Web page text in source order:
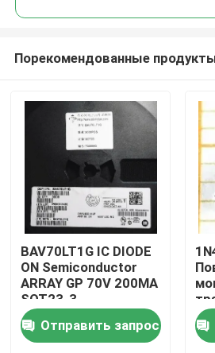
Дом
Порекомендованные
BAV70LT1G IC DIODE
ON Semiconductor
ARRAY GP 70V 200MA
SOT23-3
Отправить запрос